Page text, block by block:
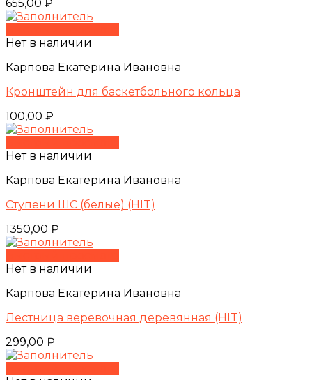
655,00 ₽
Нет в наличии
Карпова Екатерина Ивановна
Кронштейн для баскетбольного кольца
100,00 ₽
Нет в наличии
Карпова Екатерина Ивановна
Ступени ШС (белые) (HIT)
1350,00 ₽
Нет в наличии
Карпова Екатерина Ивановна
Лестница веревочная деревянная (HIT)
299,00 ₽